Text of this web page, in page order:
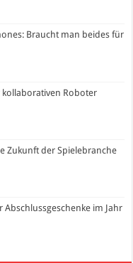
Braucht man beides für
Roboter
Zukunft der Spielebranche
im Jahr